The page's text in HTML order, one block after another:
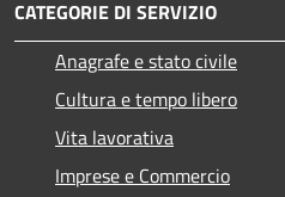
CATEGORIE DI SERVIZIO
Anagrafe e stato civile
Cultura e tempo libero
Vita lavorativa
Imprese e Commercio